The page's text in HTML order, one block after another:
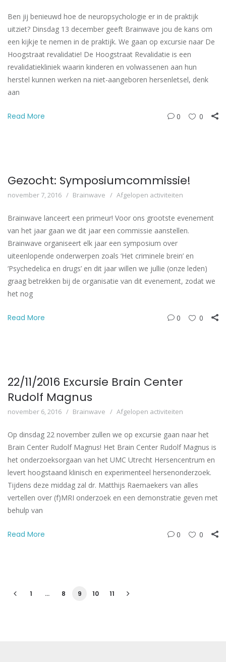
Ben jij benieuwd hoe de neuropsychologie er in de praktijk
uitziet? Dinsdag 13 december geeft Brainwave jou de kans om
een kijkje te nemen in de praktijk. We gaan op excursie naar De
Hoogstraat revalidatie! De Hoogstraat Revalidatie is een
revalidatiekliniek waarin kinderen en volwassenen aan hun
herstel kunnen werken na niet-aangeboren hersenletsel, denk
aan
Read More 0 0
Gezocht: Symposiumcommissie!
november 7, 2016 Brainwave Afgelopen activiteiten
Brainwave lanceert een primeur! Voor ons grootste evenement
van het jaar gaan we dit jaar een commissie aanstellen.
Brainwave organiseert elk jaar een symposium over
uiteenlopende onderwerpen zoals ‘Het criminele brein’ en
‘Psychedelica en drugs’ en dit jaar willen we jullie (onze leden)
graag betrekken bij de organisatie van dit evenement, zodat we
het nog
Read More 0 0
22/11/2016 Excursie Brain Center
Rudolf Magnus
november 6, 2016 Brainwave Afgelopen activiteiten
Op dinsdag 22 november zullen we op excursie gaan naar het
Brain Center Rudolf Magnus! Het Brain Center Rudolf Magnus is
het onderzoeksorgaan van het UMC Utrecht Hersencentrum en
levert hoogstaand klinisch en experimenteel hersenonderzoek.
Tijdens deze middag zal dr. Matthijs Raemaekers van alles
vertellen over (f)MRI onderzoek en een demonstratie geven met
behulp van
Read More 0 0
1 … 8 9 10 11